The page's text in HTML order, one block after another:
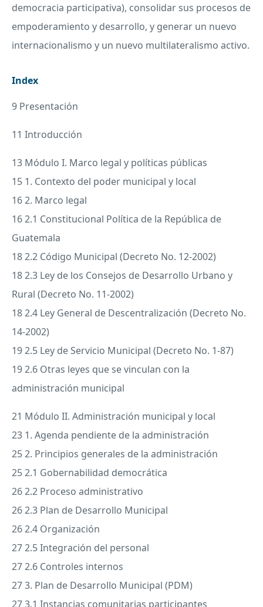
democracia participativa), consolidar sus procesos de
empoderamiento y desarrollo, y generar un nuevo
internacionalismo y un nuevo multilateralismo activo.
Index
9 Presentación
11 Introducción
13 Módulo I. Marco legal y políticas públicas
15 1. Contexto del poder municipal y local
16 2. Marco legal
16 2.1 Constitucional Política de la República de
Guatemala
18 2.2 Código Municipal (Decreto No. 12-2002)
18 2.3 Ley de los Consejos de Desarrollo Urbano y
Rural (Decreto No. 11-2002)
18 2.4 Ley General de Descentralización (Decreto No.
14-2002)
19 2.5 Ley de Servicio Municipal (Decreto No. 1-87)
19 2.6 Otras leyes que se vinculan con la
administración municipal
21 Módulo II. Administración municipal y local
23 1. Agenda pendiente de la administración
25 2. Principios generales de la administración
25 2.1 Gobernabilidad democrática
26 2.2 Proceso administrativo
26 2.3 Plan de Desarrollo Municipal
26 2.4 Organización
27 2.5 Integración del personal
27 2.6 Controles internos
27 3. Plan de Desarrollo Municipal (PDM)
27 3.1 Instancias comunitarias participantes